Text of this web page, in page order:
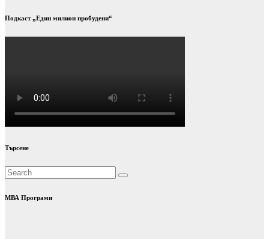
Подкаст „Един милион пробудени“
Търсене
МВА Програми